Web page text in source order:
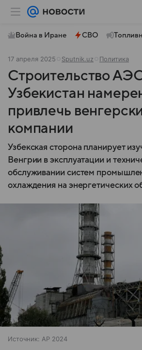
Война в Иране СВО
17 апреля 2025 Sputnik.uz Политика
Строительство
Узбекистан
привлечь
компании
Узбекская сторона планирует
Венгрии в эксплуатации и
обслуживании систем
охлаждения на энергетических
Источник: AP 2024